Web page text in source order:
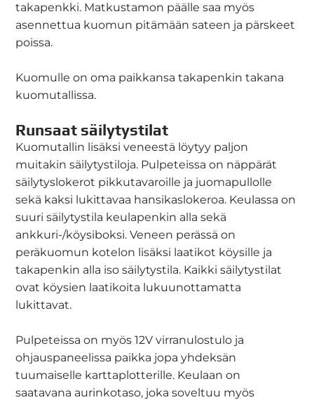
takapenkki. Matkustamon päälle saa myös
asennettua kuomun pitämään sateen ja pärskeet
poissa.
Kuomulle on oma paikkansa takapenkin takana
kuomutallissa.
Runsaat säilytystilat
Kuomutallin lisäksi veneestä löytyy paljon
muitakin säilytystiloja. Pulpeteissa on näppärät
säilytyslokerot pikkutavaroille ja juomapullolle
sekä kaksi lukittavaa hansikaslokeroa. Keulassa on
suuri säilytystila keulapenkin alla sekä
ankkuri-/köysiboksi. Veneen perässä on
peräkuomun kotelon lisäksi laatikot köysille ja
takapenkin alla iso säilytystila. Kaikki säilytystilat
ovat köysien laatikoita lukuunottamatta
lukittavat.
Pulpeteissa on myös 12V virranulostulo ja
ohjauspaneelissa paikka jopa yhdeksän
tuumaiselle karttaplotterille. Keulaan on
saatavana aurinkotaso, joka soveltuu myös